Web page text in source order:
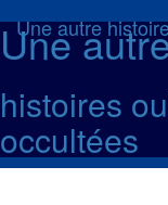
Une autre
Une
histoires
occultées